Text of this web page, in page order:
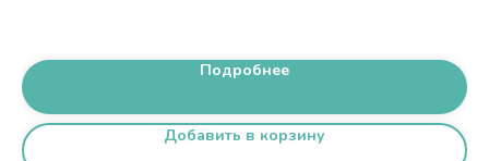
Подробнее
Добавить в корзину